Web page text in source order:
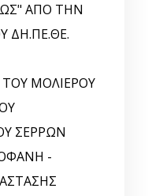
ΑΠΟ ΤΗΝ
ΔΗ.ΠΕ.ΘΕ.
ΜΟΛΙΕΡΟΥ
ΣΕΡΡΩΝ
-